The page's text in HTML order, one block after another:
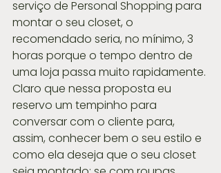
serviço de Personal Shopping para
montar o seu closet, o
recomendado seria, no mínimo, 3
horas porque o tempo dentro de
uma loja passa muito rapidamente.
Claro que nessa proposta eu
reservo um tempinho para
conversar com o cliente para,
assim, conhecer bem o seu estilo e
como ela deseja que o seu closet